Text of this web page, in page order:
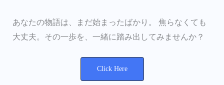
あなたの物語は、まだ始まったばかり。 焦らなくても
大丈夫。その一歩を、一緒に踏み出してみませんか？
Click Here